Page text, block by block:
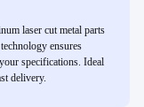
laser cut metal parts
ensures
specifications. Ideal
delivery.